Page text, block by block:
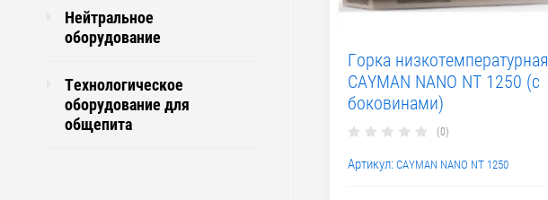
Нейтральное
оборудование
Технологическое
оборудование для
общепита
Горка низкотемпературная
CAYMAN NANO NT 1250 (с
боковинами)
(0)
Артикул: CAYMAN NANO NT 1250